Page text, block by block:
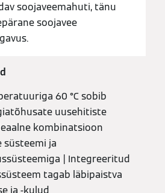
soojaveemahuti, tänu
soojavee
60 °C sobib
uusehitiste
kombinatsioon
süsteemi ja
| Integreeritud
tagab läbipaistva
ja -kulud